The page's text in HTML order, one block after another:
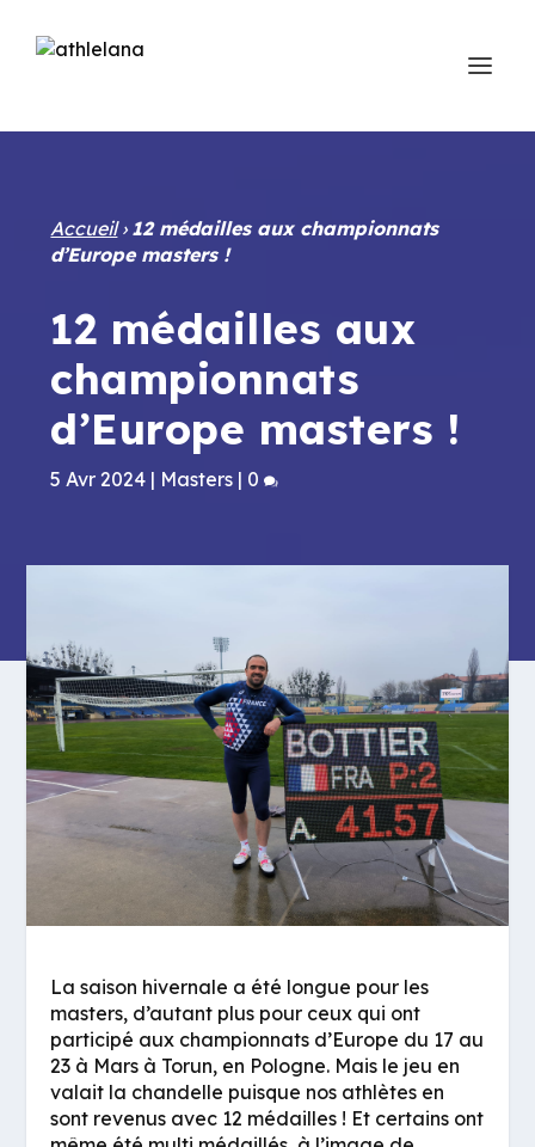
Accueil› 12 médailles aux championnats
d’Europe masters !
12 médailles aux
championnats
d’Europe masters !
5 Avr 2024 | Masters | 0
La saison hivernale a été longue pour les
masters, d’autant plus pour ceux qui ont
participé aux championnats d’Europe du 17 au
23 à Mars à Torun, en Pologne. Mais le jeu en
valait la chandelle puisque nos athlètes en
sont revenus avec 12 médailles ! Et certains ont